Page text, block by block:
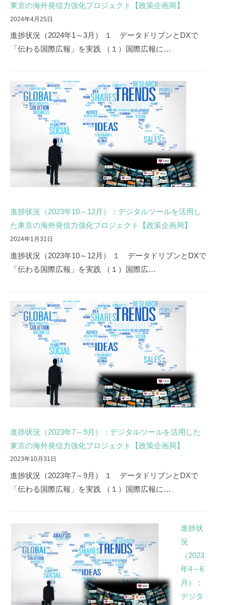
東京の海外発信力強化プロジェクト【政策企画局】
2024年4月25日
進捗状況（2024年1～3月） １ データドリブンとDXで
「伝わる国際広報」を実践 （１）国際広報に…
進捗状況（2023年10～12月）：デジタルツールを活用し
た東京の海外発信力強化プロジェクト【政策企画局】
2024年1月31日
進捗状況（2023年10～12月） １ データドリブンとDXで
「伝わる国際広報」を実践 （１）国際広…
進捗状況（2023年7～9月）：デジタルツールを活用した
東京の海外発信力強化プロジェクト【政策企画局】
2023年10月31日
進捗状況（2023年7～9月） １ データドリブンとDXで
「伝わる国際広報」を実践 （１）国際広報に…
進捗状
況
（2023
年4～6
月）：
デジタ